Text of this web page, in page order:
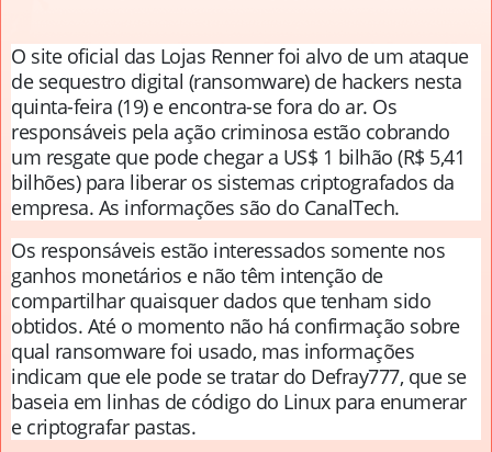
O site oficial das Lojas Renner foi alvo de um ataque
de sequestro digital (ransomware) de hackers nesta
quinta-feira (19) e encontra-se fora do ar. Os
responsáveis pela ação criminosa estão cobrando
um resgate que pode chegar a US$ 1 bilhão (R$ 5,41
bilhões) para liberar os sistemas criptografados da
empresa. As informações são do CanalTech.
Os responsáveis estão interessados somente nos
ganhos monetários e não têm intenção de
compartilhar quaisquer dados que tenham sido
obtidos. Até o momento não há confirmação sobre
qual ransomware foi usado, mas informações
indicam que ele pode se tratar do Defray777, que se
baseia em linhas de código do Linux para enumerar
e criptografar pastas.